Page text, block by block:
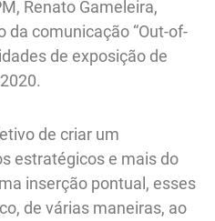
Renato Gameleira,
comunicação “Out-of-
de exposição de
de criar um
estratégicos e mais do
inserção pontual, esses
de várias maneiras, ao